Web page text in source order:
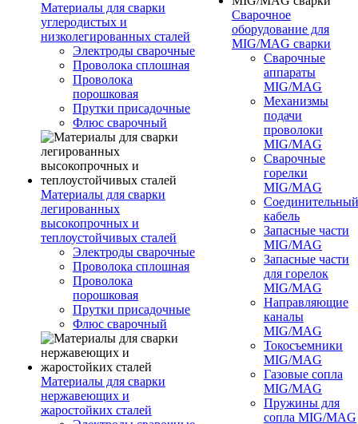
Материалы для сварки
углеродистых и
низколегированных сталей
Электроды сварочные
Проволока сплошная
Проволока
порошковая
Прутки присадочные
Флюс сварочный
Материалы для сварки
легированных
высокопрочных и
теплоустойчивых сталей
Электроды сварочные
Проволока сплошная
Проволока
порошковая
Прутки присадочные
Флюс сварочный
Материалы для сварки
нержавеющих и
жаростойких сталей
Сварочное
оборудование для
MIG/MAG сварки
Сварочные
аппараты
MIG/MAG
Механизмы
подачи
проволоки
MIG/MAG
Сварочные
горелки
MIG/MAG
Соединительный
кабель
Запасные части
MIG/MAG
Запасные части
для горелок
MIG/MAG
Направляющие
каналы
MIG/MAG
Токосъемники
MIG/MAG
Газовые сопла
MIG/MAG
Пружины для
сопла MIG/MAG